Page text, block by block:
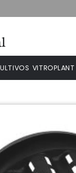
VITROPLANT